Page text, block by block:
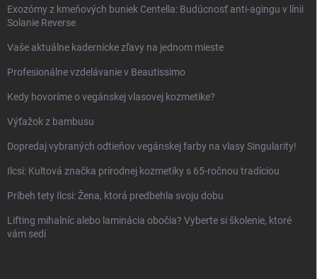
Exozómy z kmeňových buniek Centella: Budúcnosť anti-agingu v línii
Solanie Reverse
Vaše aktuálne kadernícke zľavy na jednom mieste
Profesionálne vzdelávanie v Beautissimo
Kedy hovoríme o vegánskej vlasovej kozmetike?
Výťažok z bambusu
Dopredaj vybraných odtieňov vegánskej farby na vlasy Singularity!
Ilcsi: Kultová značka prírodnej kozmetiky s 65-ročnou tradíciou
Príbeh tety Ilcsi: Žena, ktorá predbehla svoju dobu
Lifting mihalníc alebo laminácia obočia? Vyberte si školenie, ktoré
vám sedí